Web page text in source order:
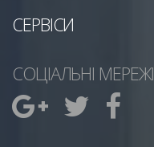
СЕРВІСИ
СОЦІАЛЬНІ МЕРЕЖІ